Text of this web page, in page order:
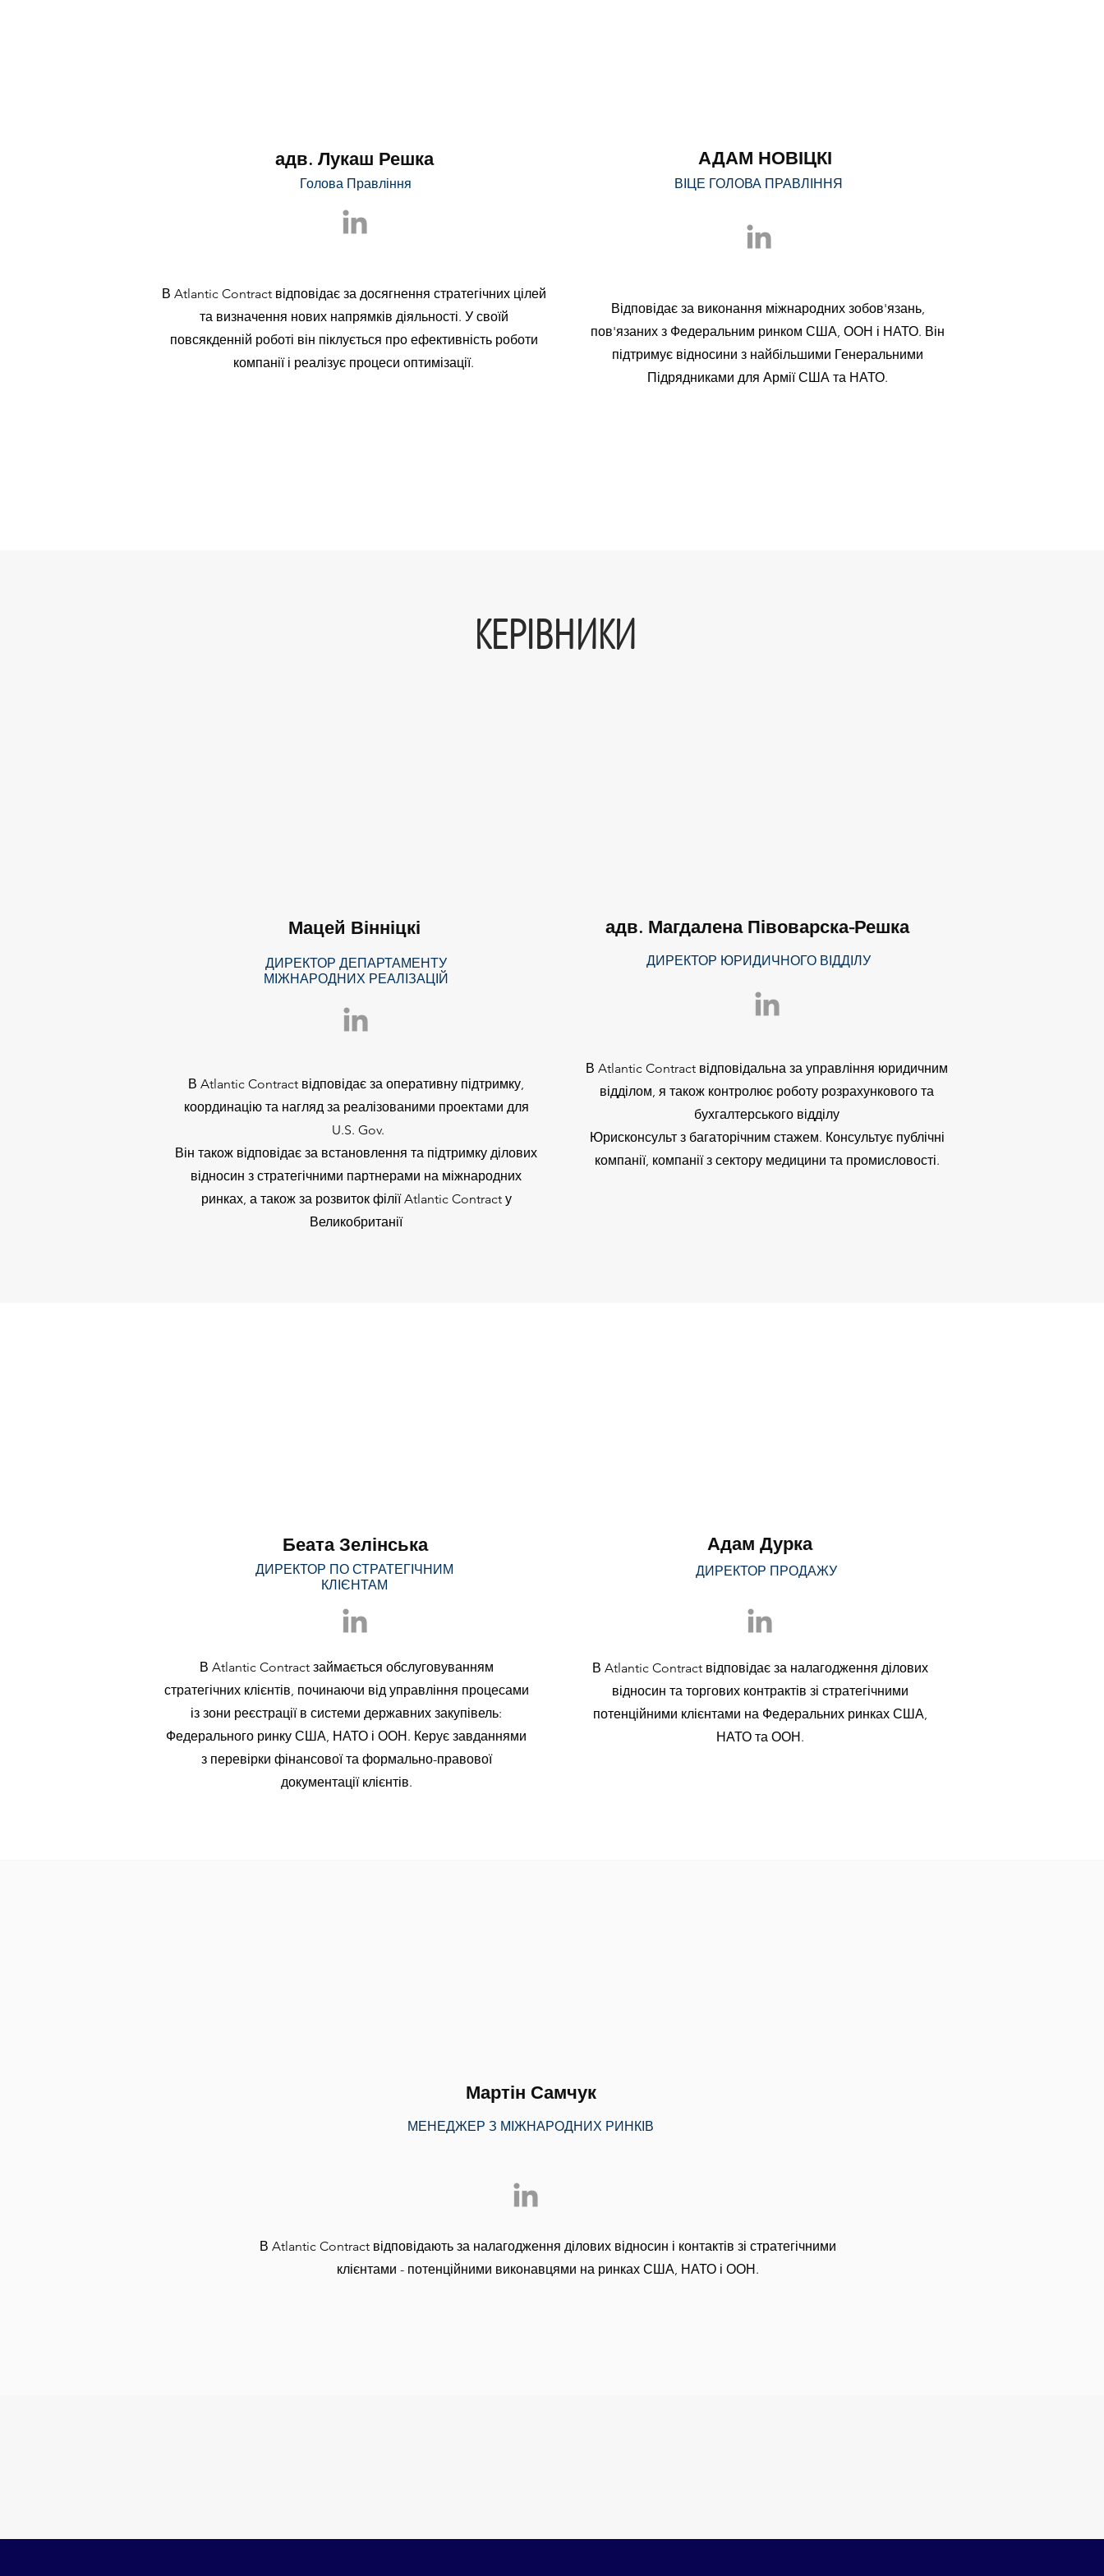
адв. Лукаш Решка
Голова Правління
В Atlantic Contract відповідає за досягнення стратегічних цілей
та визначення нових напрямків діяльності. У своїй
повсякденній роботі він піклується про ефективність роботи
компанії і реалізує процеси оптимізації.
АДАМ НОВІЦКІ
ВІЦЕ ГОЛОВА ПРАВЛІННЯ
Відповідає за виконання міжнародних зобов'язань,
пов'язаних з Федеральним ринком США, ООН і НАТО. Він
підтримує відносини з найбільшими Генеральними
Підрядниками для Армії США та НАТО.
КЕРІВНИКИ
Мацей Вінніцкі
ДИРЕКТОР ДЕПАРТАМЕНТУ
МІЖНАРОДНИХ РЕАЛІЗАЦІЙ
В Atlantic Contract відповідає за оперативну підтримку,
координацію та нагляд за реалізованими проектами для
U.S. Gov.
Він також відповідає за встановлення та підтримку ділових
відносин з стратегічними партнерами на міжнародних
ринках, а також за розвиток філії Atlantic Contract у
Великобританії
адв. Магдалена Півоварска-Решка
ДИРЕКТОР ЮРИДИЧНОГО ВІДДІЛУ
В Atlantic Contract відповідальна за управління юридичним
відділом, я також контролює роботу розрахункового та
бухгалтерського відділу
Юрисконсульт з багаторічним стажем. Консультує публічні
компанії, компанії з сектору медицини та промисловості.
Беата Зелінська
ДИРЕКТОР ПО СТРАТЕГІЧНИМ
КЛІЄНТАМ
В Atlantic Contract займається обслуговуванням
стратегічних клієнтів, починаючи від управління процесами
із зони реєстрації в системи державних закупівель:
Федерального ринку США, НАТО і ООН. Керує завданнями
з перевірки фінансової та формально-правової
документації клієнтів.
Адам Дурка
ДИРЕКТОР ПРОДАЖУ
В Atlantic Contract відповідає за налагодження ділових
відносин та торгових контрактів зі стратегічними
потенційними клієнтами на Федеральних ринках США,
НАТО та ООН.
Мартін Самчук
МЕНЕДЖЕР З МІЖНАРОДНИХ РИНКІВ
В Atlantic Contract відповідають за налагодження ділових відносин і контактів зі стратегічними
клієнтами - потенційними виконавцями на ринках США, НАТО і ООН.